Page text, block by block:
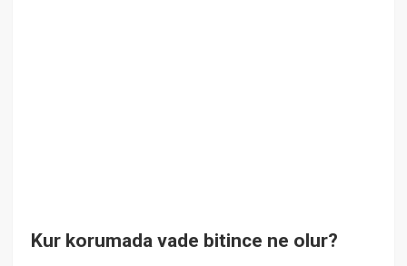
Kur korumada vade bitince ne olur?